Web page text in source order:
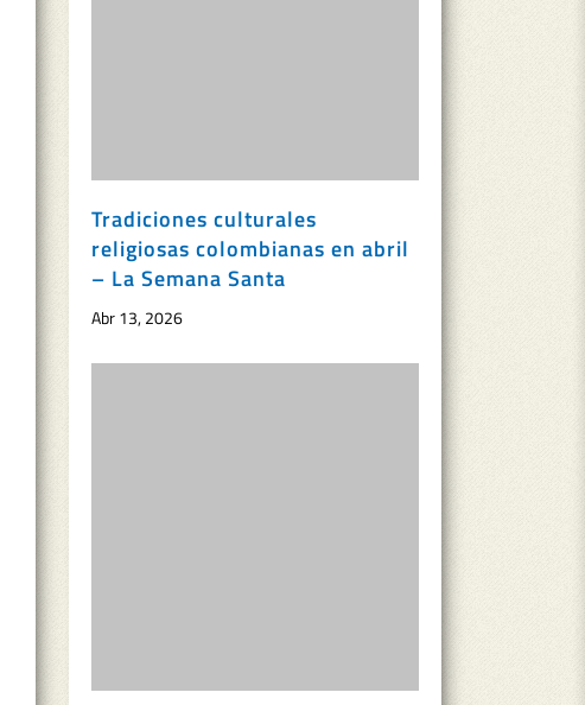
Tradiciones culturales
religiosas colombianas en abril
– La Semana Santa
Abr 13, 2026